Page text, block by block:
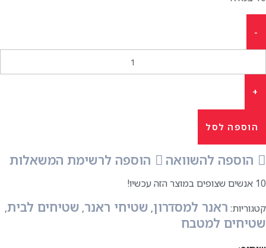
הוספה לסל
הוספה להשוואה הוספה לרשימת המשאלות
10 אנשים שצופים במוצר הזה עכשיו!
קטגוריות: ראנר למסדרון, שטיחי ראנר, שטיחים לבית,
שטיחים למטבח